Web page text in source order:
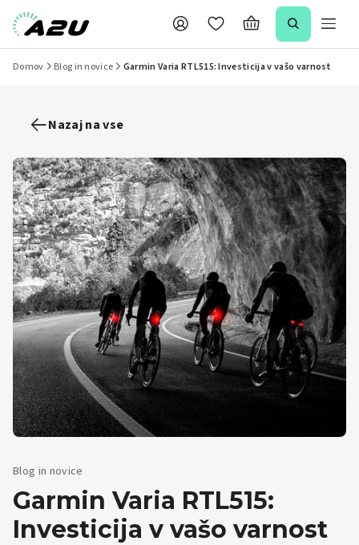
Domov Blog in novice Garmin Varia RTL515: Investicija v vašo varnost
Nazaj na vse
Blog in novice
Garmin Varia RTL515:
Investicija v vašo varnost